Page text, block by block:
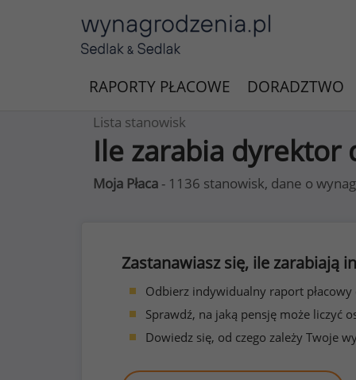
RAPORTY PŁACOWE DORADZTWO
Lista stanowisk
Ile zarabia dyrektor
Moja Płaca - 1136 stanowisk, dane o
Zastanawiasz się, ile zarabiają
Odbierz indywidualny raport
Sprawdź, na jaką pensję może liczyć
Dowiedz się, od czego zależy Twoje